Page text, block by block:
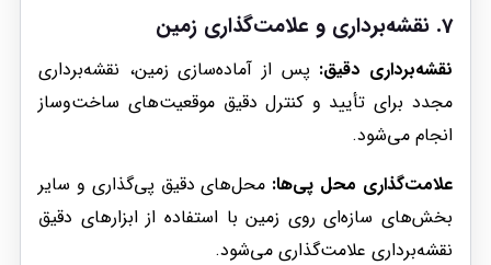
7. نقشه‌برداری و علامت‌گذاری زمین
نقشه‌برداری دقیق: پس از آماده‌سازی زمین، نقشه‌برداری
مجدد برای تأیید و کنترل دقیق موقعیت‌های ساخت‌وساز
انجام می‌شود.
علامت‌گذاری محل پی‌ها: محل‌های دقیق پی‌گذاری و سایر
بخش‌های سازه‌ای روی زمین با استفاده از ابزارهای دقیق
نقشه‌برداری علامت‌گذاری می‌شود.